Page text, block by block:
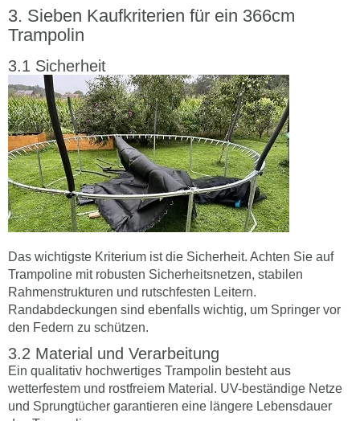
Sieben Kaufkriterien für ein 366cm
Trampolin
Sicherheit
Das wichtigste Kriterium ist die Sicherheit. Achten Sie auf
Trampoline mit robusten Sicherheitsnetzen, stabilen
Rahmenstrukturen und rutschfesten Leitern.
Randabdeckungen sind ebenfalls wichtig, um Springer vor
den Federn zu schützen.
Material und Verarbeitung
Ein qualitativ hochwertiges Trampolin besteht aus
wetterfestem und rostfreiem Material. UV-beständige Netze
und Sprungtücher garantieren eine längere Lebensdauer